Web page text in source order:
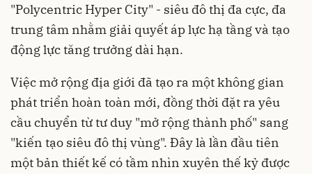
"Polycentric Hyper City" - siêu đô thị đa cực, đa
trung tâm nhằm giải quyết áp lực hạ tầng và tạo
động lực tăng trưởng dài hạn.
Việc mở rộng địa giới đã tạo ra một không gian
phát triển hoàn toàn mới, đồng thời đặt ra yêu
cầu chuyển từ tư duy "mở rộng thành phố" sang
"kiến tạo siêu đô thị vùng". Đây là lần đầu tiên
một bản thiết kế có tầm nhìn xuyên thế kỷ được